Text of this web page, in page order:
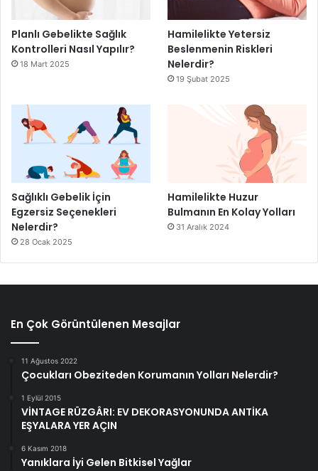
Planlı Gebelikte Sağlık
Kontrolleri Nasıl Yapılır?
18 Mart 2025
Hamilelikte Yetersiz
Beslenmenin Riskleri
Nelerdir?
19 Şubat 2025
Sağlıklı Gebelik İçin
Egzersiz Seçenekleri
Nelerdir?
28 Ocak 2025
Hamilelikte Huzur
Bulmanın En Kolay Yolları
31 Aralık 2024
En Çok Görüntülenen Mesajlar
11 Ağustos 2022
Çocukları Obeziteden Korumanın Yolları Nelerdir?
1 Eylül 2015
VİNTAGE RÜZGÂRI: EV DEKORASYONUNDA ANTİKA
EŞYALARA YER AÇIN
6 Kasım 2018
Yanıklara İyi Gelen Bitkisel Yağlar